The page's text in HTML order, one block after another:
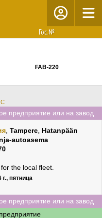
Гос.№
FAB-220
предприятие или на завод
, Tampere, Hatanpään
autoasema
the local fleet.
пятница
предприятие или на завод